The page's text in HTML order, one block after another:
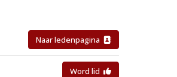
Naar ledenpagina
Word lid